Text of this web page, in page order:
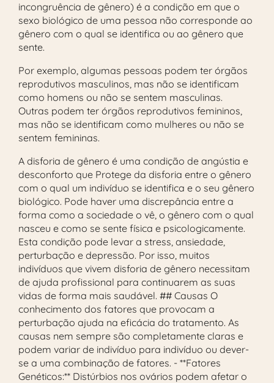
incongruência de gênero) é a condição em que o
sexo biológico de uma pessoa não corresponde ao
gênero com o qual se identifica ou ao gênero que
sente.
Por exemplo, algumas pessoas podem ter órgãos
reprodutivos masculinos, mas não se identificam
como homens ou não se sentem masculinas.
Outras podem ter órgãos reprodutivos femininos,
mas não se identificam como mulheres ou não se
sentem femininas.
A disforia de gênero é uma condição de angústia e
desconforto que Protege da disforia entre o gênero
com o qual um indivíduo se identifica e o seu gênero
biológico. Pode haver uma discrepância entre a
forma como a sociedade o vê, o gênero com o qual
nasceu e como se sente física e psicologicamente.
Esta condição pode levar a stress, ansiedade,
perturbação e depressão. Por isso, muitos
indivíduos que vivem disforia de gênero necessitam
de ajuda profissional para continuarem as suas
vidas de forma mais saudável. ## Causas O
conhecimento dos fatores que provocam a
perturbação ajuda na eficácia do tratamento. As
causas nem sempre são completamente claras e
podem variar de indivíduo para indivíduo ou dever-
se a uma combinação de fatores. - **Fatores
Genéticos:** Distúrbios nos ovários podem afetar o